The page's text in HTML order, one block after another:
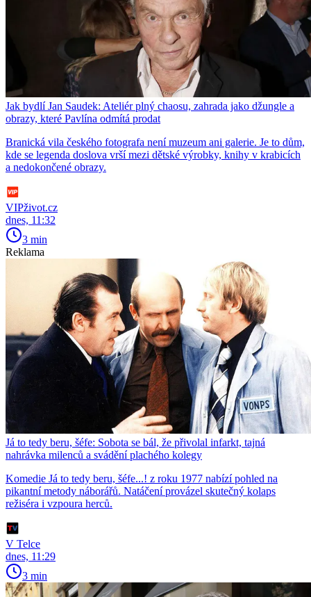
Jak bydlí Jan Saudek: Ateliér plný chaosu, zahrada jako džungle a
obrazy, které Pavlína odmítá prodat
Branická vila českého fotografa není muzeum ani galerie. Je to dům,
kde se legenda doslova vrší mezi dětské výrobky, knihy v krabicích
a nedokončené obrazy.
VIPživot.cz
dnes, 11:32
3 min
Reklama
Já to tedy beru, šéfe: Sobota se bál, že přivolal infarkt, tajná
nahrávka milenců a svádění plachého kolegy
Komedie Já to tedy beru, šéfe...! z roku 1977 nabízí pohled na
pikantní metody náborářů. Natáčení provázel skutečný kolaps
režiséra i vzpoura herců.
V Telce
dnes, 11:29
3 min